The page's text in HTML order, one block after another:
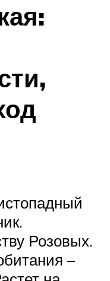
Розовых.
–